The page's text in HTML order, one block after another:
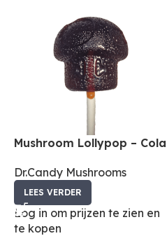
Mushroom Lollypop – Cola
Dr.Candy Mushrooms
LEES VERDER
Log in om prijzen te zien en
te kopen